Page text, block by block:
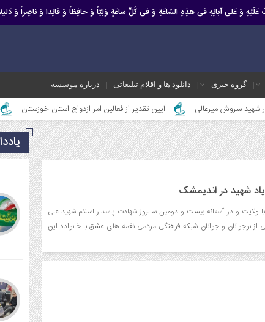
وَ عَلى آبائِهِ فی هذِهِ السّاعَةِ وَ فی کُلِّ ساعَةٍ وَلِیّاً وَ حافِظاً وَ قائِدا ‏وَ ناصِراً وَ
گروه خبری دانلود ها و اقلام تبلیغاتی درباره موسسه
میرعالی آیین تقدیر از فعالین امر ازدواج استان خوزستان محمد
شهید در اندیمشک
ولایت و در آستانه بیست و دومین سالروز شهادت پاسدار اسلام شهید علی
نوجوانان و جوانان شبکه فرهنگی مردمی نغمه های عشق با خانواده این